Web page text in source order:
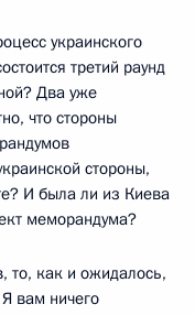
украинского
третий раунд
Два уже
что стороны
стороны,
И была ли из Киева
меморандума?
то, как и ожидалось,
вам ничего